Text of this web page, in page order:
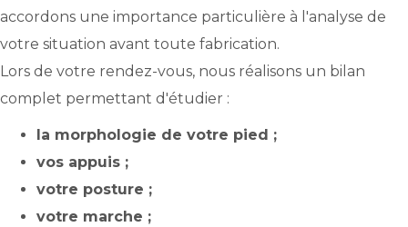
accordons une importance particulière à l'analyse de
votre situation avant toute fabrication.
Lors de votre rendez-vous, nous réalisons un bilan
complet permettant d'étudier :
la morphologie de votre pied ;
vos appuis ;
votre posture ;
votre marche ;